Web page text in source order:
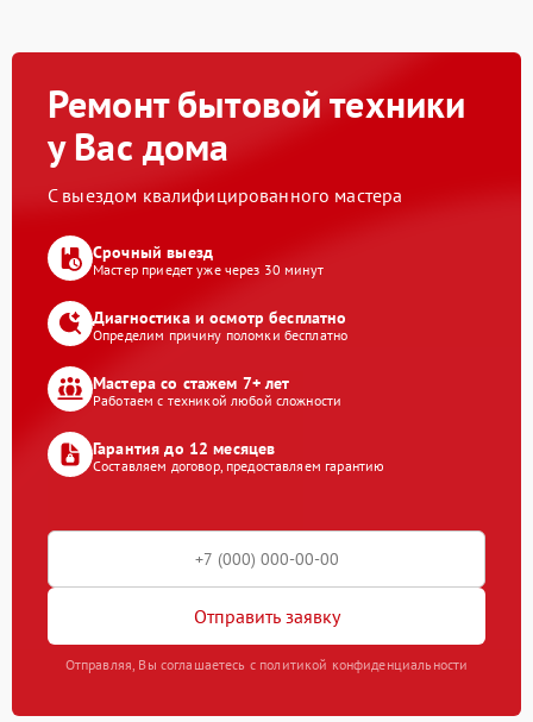
Ремонт бытовой техники
у Вас дома
С выездом квалифицированного мастера
Срочный выезд
Мастер приедет уже через 30 минут
Диагностика и осмотр бесплатно
Определим причину поломки бесплатно
Мастера со стажем 7+ лет
Работаем с техникой любой сложности
Гарантия до 12 месяцев
Составляем договор, предоставляем гарантию
Отправить заявку
Отправляя, Вы соглашаетесь с политикой конфиденциальности